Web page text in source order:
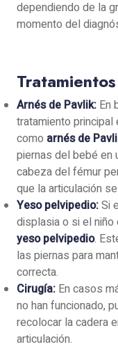
dependiendo de la
momento del
Arnés de Pavlik: En
tratamiento
como arnés de
piernas del bebé en
cabeza del fémur
que la articulación
Yeso pelvipedio:Si
displasia o si el
yeso pelvipedio.
las piernas para
correcta.
Cirugía: En casos
no han funcionado,
recolocar la cadera
articulación.